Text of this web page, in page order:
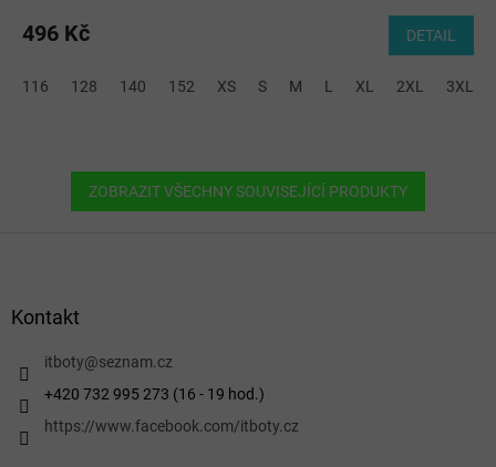
496 Kč DETAIL
116 128 140 152 XS S M L XL 2XL 3XL
ZOBRAZIT VŠECHNY SOUVISEJÍCÍ PRODUKTY
Kontakt
itboty@seznam.cz
+420 732 995 273 (16 - 19 hod.)
https://www.facebook.com/itboty.cz